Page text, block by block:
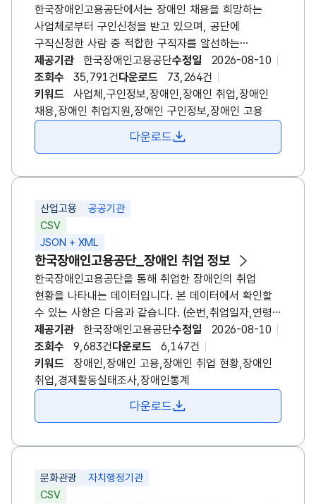
한국장애인고용공단에서는 장애인 채용을 희망하는
사업체로부터 구인신청을 받고 있으며, 공단에
구직신청한 사람 중 적합한 구직자를 알선하는
취업알선 사업을 수행하고 있습니다. 본 데이터는
공단에 구인신청한 사업체들의 구인신청 데이터이며,
다음과 같은 내용을 포함하고 있습니다. 구인사업체
정보(연번,구인신청일,모집기간,사업장명,모집직종,
고용형태,임금형태,임금,입사형태,요구경력,요구학력,
사업장 주소,기업형태,담당기관,등록일,연락처) 추가
공공데이터포털, 정보공개청구포털을 통해 신청하여
제공기관 한국장애인고용공단수정일
2026-08-10
조회수
35,791건다운로드
73,264건
키워드
사업체,구인정보,장애인,장애인 취업,장애인
채용,장애인 취업지원,장애인 구인정보,장애인 고용
다운로드
산업고용
공공기관
CSV
JSON + XML
한국장애인고용공단_장애인 취업 정보
한국장애인고용공단을 통해 취업한 장애인의 취업
현황을 나타내는 데이터입니다. 본 데이터에서 확인할
수 있는 사항은 다음과 같습니다. (순번,취업일자,연령,
장애유형,중증여부,근무지역,취업직종대분류) 전체
장애인의 고용 현황을 확인하고자 하시는 경우 공단
고용개발원의 '장애인경제활동실태조사' 또는 'EDI
장애인 통계' 등의 자료를 활용해주시기 바랍니다.
제공기관 한국장애인고용공단수정일
2026-08-10
조회수
9,683건다운로드
6,147건
키워드
장애인,장애인 고용,장애인 취업 현황,장애인
취업,경제활동실태조사,장애인통계
다운로드
문화관광
자치행정기관
CSV